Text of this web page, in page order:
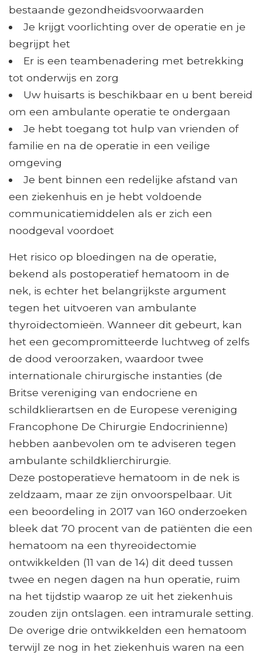
bestaande gezondheidsvoorwaarden
Je krijgt voorlichting over de operatie en je
begrijpt het
Er is een teambenadering met betrekking
tot onderwijs en zorg
Uw huisarts is beschikbaar en u bent bereid
om een ​​ambulante operatie te ondergaan
Je hebt toegang tot hulp van vrienden of
familie en na de operatie in een veilige
omgeving
Je bent binnen een redelijke afstand van
een ziekenhuis en je hebt voldoende
communicatiemiddelen als er zich een
noodgeval voordoet
Het risico op bloedingen na de operatie,
bekend als postoperatief hematoom in de
nek, is echter het belangrijkste argument
tegen het uitvoeren van ambulante
thyroïdectomieën. Wanneer dit gebeurt, kan
het een gecompromitteerde luchtweg of zelfs
de dood veroorzaken, waardoor twee
internationale chirurgische instanties (de
Britse vereniging van endocriene en
schildklierartsen en de Europese vereniging
Francophone De Chirurgie Endocrinienne)
hebben aanbevolen om te adviseren tegen
ambulante schildklierchirurgie.
Deze postoperatieve hematoom in de nek is
zeldzaam, maar ze zijn onvoorspelbaar. Uit
een beoordeling in 2017 van 160 onderzoeken
bleek dat 70 procent van de patiënten die een
hematoom na een thyreoïdectomie
ontwikkelden (11 van de 14) dit deed tussen
twee en negen dagen na hun operatie, ruim
na het tijdstip waarop ze uit het ziekenhuis
zouden zijn ontslagen. een intramurale setting.
De overige drie ontwikkelden een hematoom
terwijl ze nog in het ziekenhuis waren na een